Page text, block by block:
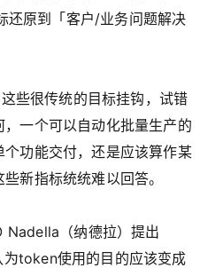
还原到「客户/业务问题解决
些很传统的目标挂钩，试错
一个可以自动化批量生产的
功能交付，还是应该算作某
新指标统统难以回答。
Nadella（纳德拉）提出
为token使用的目的应该变成